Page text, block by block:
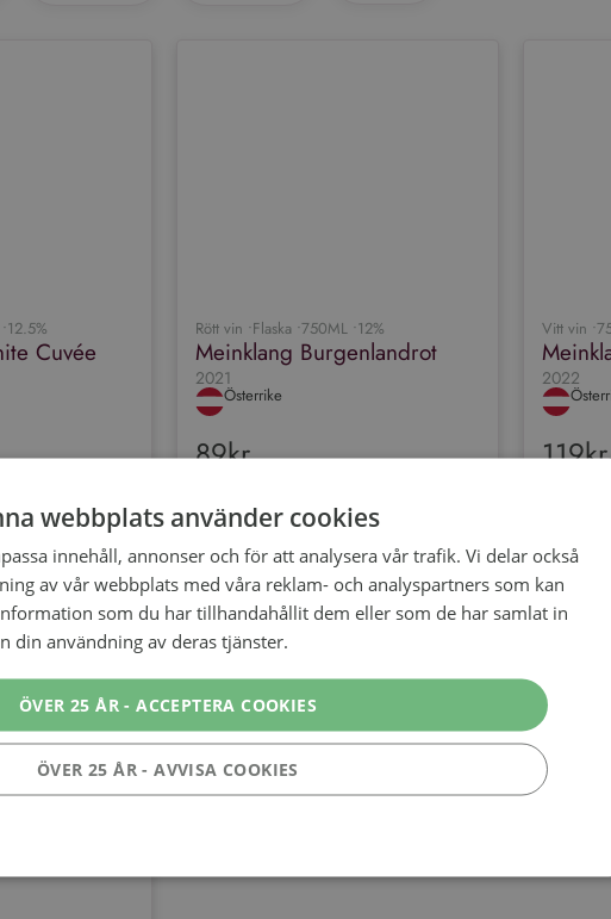
12.5%
Cuvée
Rött vin •Flaska •750ML •12%
Meinklang Burgenlandrot
2021
Österrike
89kr
Vitt vin •
2022
119kr
webbplats använder cookies
innehåll, annonser och för att analysera vår trafik. Vi delar också
av vår webbplats med våra reklam- och analyspartners som kan
som du har tillhandahållit dem eller som de har samlat in
din användning av deras tjänster.
ÖVER 25 ÅR - ACCEPTERA COOKIES
ÖVER 25 ÅR - AVVISA COOKIES